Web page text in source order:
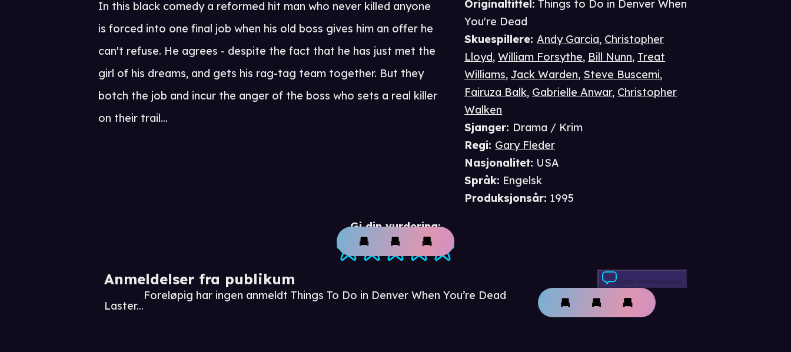
Gi din vurdering:
Anmeldelser fra publikum
Laster...
Foreløpig har ingen anmeldt Things To Do in Denver When You’re Dead
Skriv anmeldelse
Originaltittel: Things to Do in Denver When
You're Dead
Skuespillere:Andy Garcia, Christopher
Lloyd,William Forsythe, Bill Nunn, Treat
Williams,Jack Warden, Steve Buscemi,
Fairuza Balk, Gabrielle Anwar, Christopher
Walken
Sjanger: Drama / Krim
Regi: Gary Fleder
Nasjonalitet: USA
Språk: Engelsk
Produksjonsår: 1995
In this black comedy a reformed hit man who never killed anyone
is forced into one final job when his old boss gives him an offer he
can't refuse. He agrees - despite the fact that he has just met the
girl of his dreams, and gets his rag-tag team together. But they
botch the job and incur the anger of the boss who sets a real killer
on their trail...